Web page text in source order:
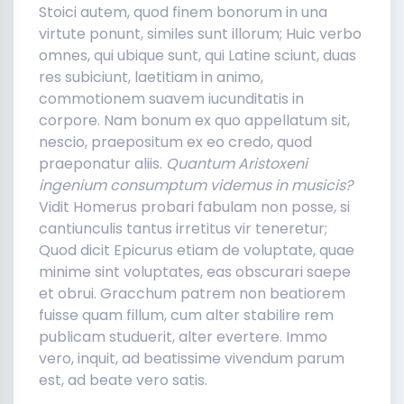
Stoici autem, quod finem bonorum in una
virtute ponunt, similes sunt illorum; Huic verbo
omnes, qui ubique sunt, qui Latine sciunt, duas
res subiciunt, laetitiam in animo,
commotionem suavem iucunditatis in
corpore. Nam bonum ex quo appellatum sit,
nescio, praepositum ex eo credo, quod
praeponatur aliis. Quantum Aristoxeni
ingenium consumptum videmus in musicis?
Vidit Homerus probari fabulam non posse, si
cantiunculis tantus irretitus vir teneretur;
Quod dicit Epicurus etiam de voluptate, quae
minime sint voluptates, eas obscurari saepe
et obrui. Gracchum patrem non beatiorem
fuisse quam fillum, cum alter stabilire rem
publicam studuerit, alter evertere. Immo
vero, inquit, ad beatissime vivendum parum
est, ad beate vero satis.